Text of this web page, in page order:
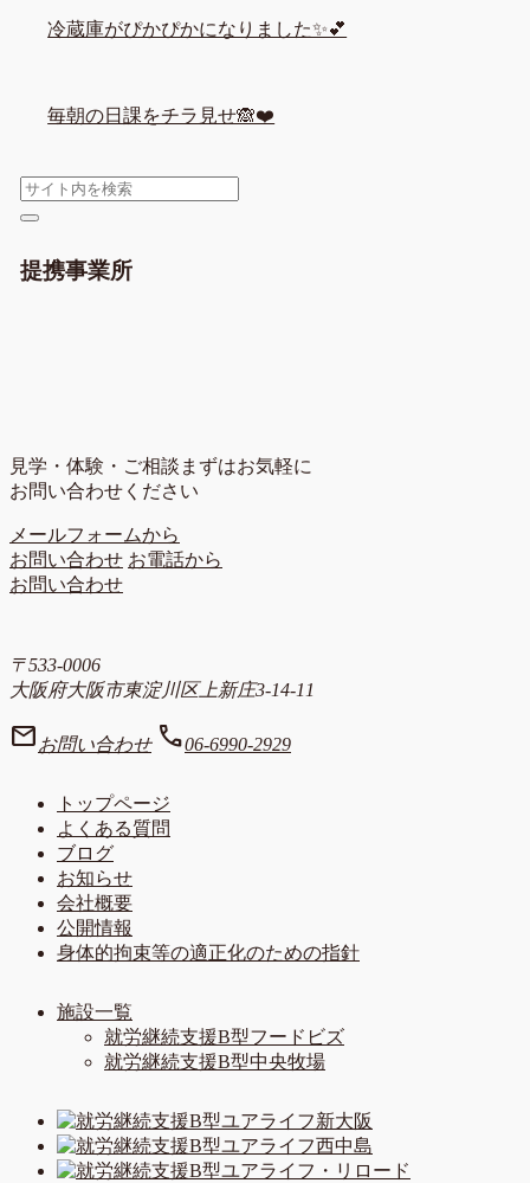
冷蔵庫がぴかぴかになりました✨💕
毎朝の日課をチラ見せ🙈❤️
提携事業所
見学・体験・ご相談 まずはお気軽に
お問い合わせください
メールフォームから
お問い合わせ お電話から
お問い合わせ
〒533-0006
大阪府大阪市東淀川区上新庄3-14-11
mail お問い合わせ call06-6990-2929
トップページ
よくある質問
ブログ
お知らせ
会社概要
公開情報
身体的拘束等の適正化のための指針
施設一覧
就労継続支援B型フードビズ
就労継続支援B型中央牧場